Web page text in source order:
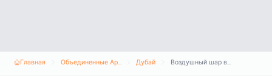
Главная Объединенные Арабские Эмираты Дубай Воздушный шар в Дубае